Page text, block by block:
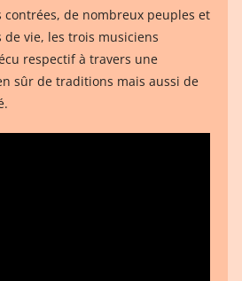
contrées, de nombreux peuples et
de vie, les trois musiciens
respectif à travers une
sûr de traditions mais aussi de